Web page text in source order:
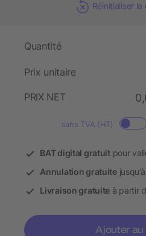
Réinitialiser
Quantité
Prix unitaire
PRIX NET
sans TVA (HT)
BAT digital gratuitpour
Annulation gratuite
Livraison gratuite à partir
Ajouter au